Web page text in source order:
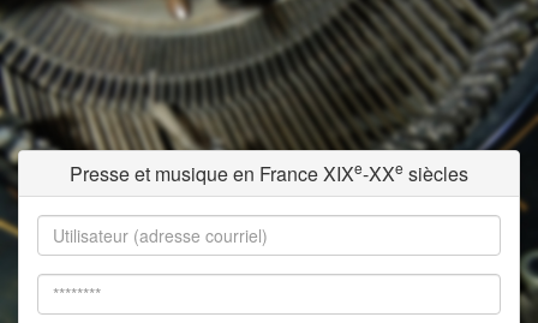
Presse et musique en France XIXe-XXe siècles